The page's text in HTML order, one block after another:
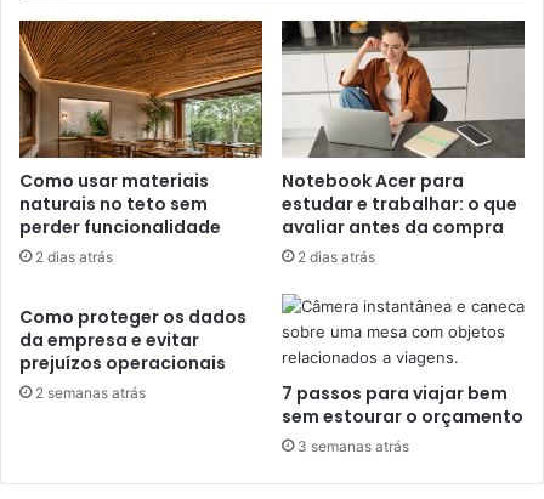
Como usar materiais
naturais no teto sem
perder funcionalidade
2 dias atrás
Notebook Acer para
estudar e trabalhar: o que
avaliar antes da compra
2 dias atrás
Como proteger os dados
da empresa e evitar
prejuízos operacionais
2 semanas atrás
7 passos para viajar bem
sem estourar o orçamento
3 semanas atrás